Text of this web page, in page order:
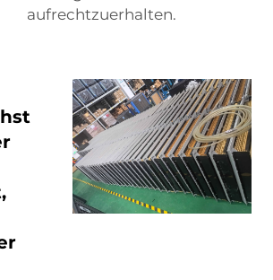
aufrechtzuerhalten.